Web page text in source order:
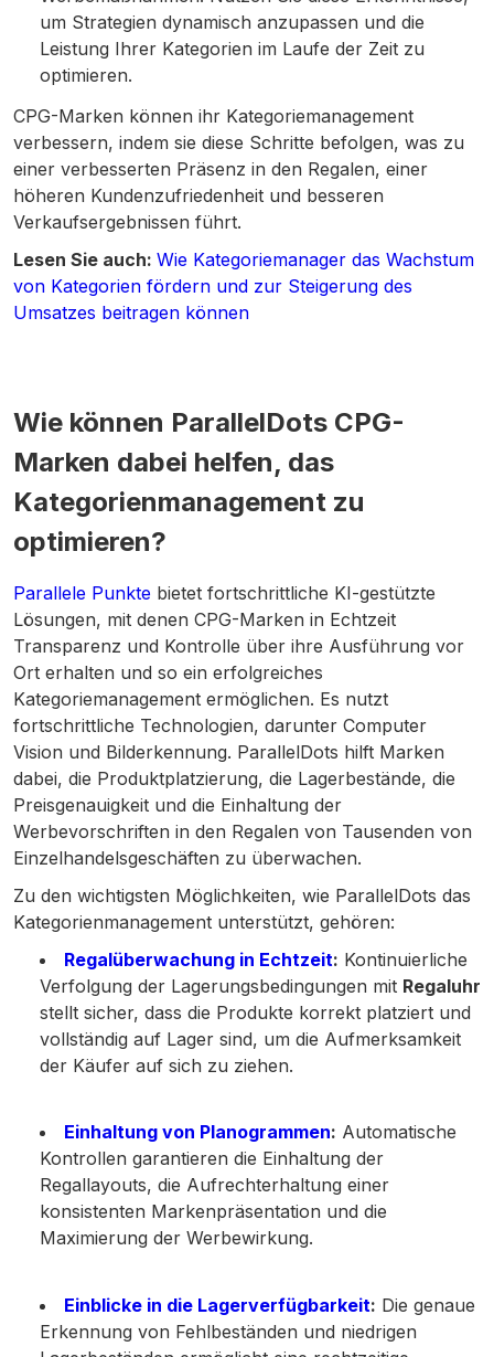
um Strategien dynamisch anzupassen und die
Leistung Ihrer Kategorien im Laufe der Zeit zu
optimieren.
CPG-Marken können ihr Kategoriemanagement
verbessern, indem sie diese Schritte befolgen, was zu
einer verbesserten Präsenz in den Regalen, einer
höheren Kundenzufriedenheit und besseren
Verkaufsergebnissen führt.
Lesen Sie auch: Wie Kategoriemanager das Wachstum
von Kategorien fördern und zur Steigerung des
Umsatzes beitragen können
Wie können ParallelDots CPG-
Marken dabei helfen, das
Kategorienmanagement zu
optimieren?
Parallele Punkte bietet fortschrittliche KI-gestützte
Lösungen, mit denen CPG-Marken in Echtzeit
Transparenz und Kontrolle über ihre Ausführung vor
Ort erhalten und so ein erfolgreiches
Kategoriemanagement ermöglichen. Es nutzt
fortschrittliche Technologien, darunter Computer
Vision und Bilderkennung. ParallelDots hilft Marken
dabei, die Produktplatzierung, die Lagerbestände, die
Preisgenauigkeit und die Einhaltung der
Werbevorschriften in den Regalen von Tausenden von
Einzelhandelsgeschäften zu überwachen.
Zu den wichtigsten Möglichkeiten, wie ParallelDots das
Kategorienmanagement unterstützt, gehören:
Regalüberwachung in Echtzeit: Kontinuierliche
Verfolgung der Lagerungsbedingungen mit Regaluhr
stellt sicher, dass die Produkte korrekt platziert und
vollständig auf Lager sind, um die Aufmerksamkeit
der Käufer auf sich zu ziehen.
Einhaltung von Planogrammen: Automatische
Kontrollen garantieren die Einhaltung der
Regallayouts, die Aufrechterhaltung einer
konsistenten Markenpräsentation und die
Maximierung der Werbewirkung.
Einblicke in die Lagerverfügbarkeit: Die genaue
Erkennung von Fehlbeständen und niedrigen